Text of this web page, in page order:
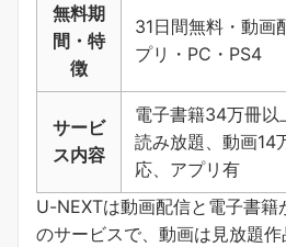
無料期
間・特
徴
31日間無料・動画
プリ・PC・PS4
サービ
ス内容
電子書籍34万冊
読み放題、動画14
応、アプリ有
U-NEXTは動画配信と電子書籍
のサービスで、動画は見放題作